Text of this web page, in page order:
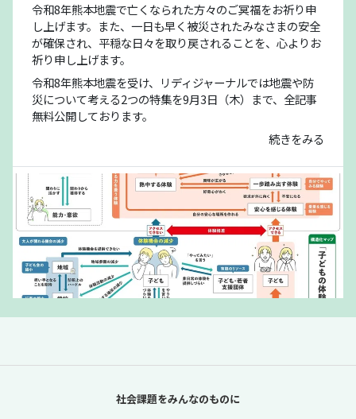
令和8年熊本地震で亡くなられた方々のご冥福をお祈り申
し上げます。また、一日も早く被災されたみなさまの安全
が確保され、平穏な日々を取り戻されることを、心よりお
祈り申し上げます。
令和8年熊本地震を受け、リディジャーナルでは地震や防
災について考える2つの特集を9月3日（木）まで、全記事
無料公開しております。
続きをみる
「夏休みの過ごし方は留守番」責任があるの
公開！】【ニュースに潜む社会課題をキャッ
社会課題をみんなのものに